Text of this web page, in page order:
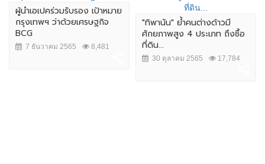
ผู้นำเอเปคร่วมรับรอง เป้าหมาย
กรุงเทพฯ ว่าด้วยเศรษฐกิจ
BCG
7 ธันวาคม 2565 8,481
"ทิพานัน" ย้ำคนต่างด้าวมี
ศักยภาพสูง 4 ประเภท ถึงซื้อ
ที่ดิน...
30 ตุลาคม 2565 17,784